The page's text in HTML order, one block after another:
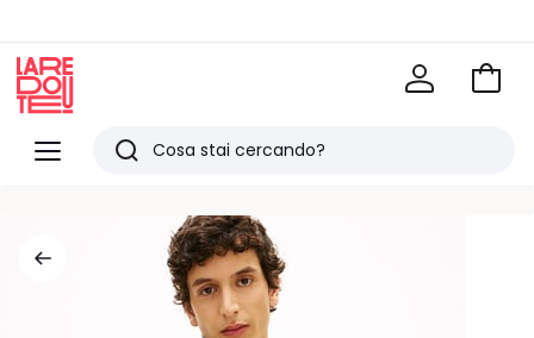
Menu
Redoute
Ricerca
articoli
Vai